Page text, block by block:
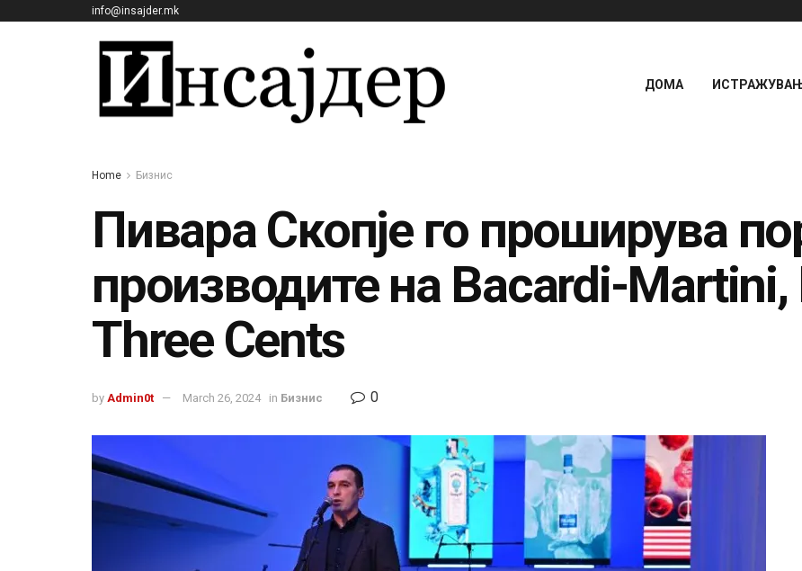
info@insajder.mk
ДОМА
Home Бизнис
Пивара Скопје го проширува
производите на Bacardi-Martini,
Three Cents
by Admin0t March 26, 2024 in Бизнис 0